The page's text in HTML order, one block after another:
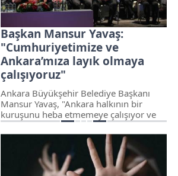
Başkan Mansur Yavaş:
"Cumhuriyetimize ve
Ankara’mıza layık olmaya
çalışıyoruz"
Ankara Büyükşehir Belediye Başkanı
Mansur Yavaş, "Ankara halkının bir
kuruşunu heba etmemeye çalışıyor ve
yeni bir Ankara inşa ediyoruz.
Cumhuriyetimize ve Ankara’mıza layık
olmaya çalışıyoruz" dedi.